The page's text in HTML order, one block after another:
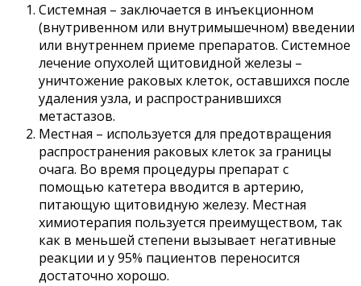
Системная – заключается в инъекционном
(внутривенном или внутримышечном) введении
или внутреннем приеме препаратов. Системное
лечение опухолей щитовидной железы –
уничтожение раковых клеток, оставшихся после
удаления узла, и распространившихся
метастазов.
Местная – используется для предотвращения
распространения раковых клеток за границы
очага. Во время процедуры препарат с
помощью катетера вводится в артерию,
питающую щитовидную железу. Местная
химиотерапия пользуется преимуществом, так
как в меньшей степени вызывает негативные
реакции и у 95% пациентов переносится
достаточно хорошо.